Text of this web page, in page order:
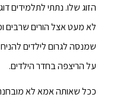
הזוג שלו. נתתי לתלמידים
לא מעט אצל הורים שרבים
שמנסה לגרום לילדים
על הריצפה בחדר הילדים.
ככל שאותה אמא לא